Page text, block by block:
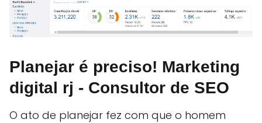
Planejar é preciso! Marketing
digital rj - Consultor de SEO
O ato de planejar fez com que o homem